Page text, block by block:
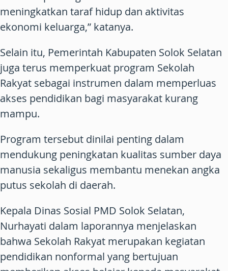
meningkatkan taraf hidup dan aktivitas
ekonomi keluarga,” katanya.
Selain itu, Pemerintah Kabupaten Solok Selatan
juga terus memperkuat program Sekolah
Rakyat sebagai instrumen dalam memperluas
akses pendidikan bagi masyarakat kurang
mampu.
Program tersebut dinilai penting dalam
mendukung peningkatan kualitas sumber daya
manusia sekaligus membantu menekan angka
putus sekolah di daerah.
Kepala Dinas Sosial PMD Solok Selatan,
Nurhayati dalam laporannya menjelaskan
bahwa Sekolah Rakyat merupakan kegiatan
pendidikan nonformal yang bertujuan